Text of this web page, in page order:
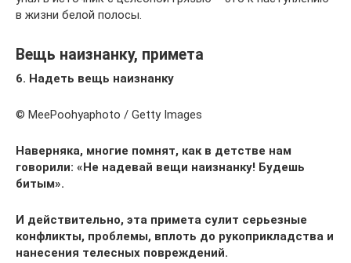
в жизни белой полосы.
Вещь наизнанку, примета
6. Надеть вещь наизнанку
© MeePoohyaphoto / Getty Images
Наверняка, многие помнят, как в детстве нам
говорили: «Не надевай вещи наизнанку! Будешь
битым».
И действительно, эта примета сулит серьезные
конфликты, проблемы, вплоть до рукоприкладства и
нанесения телесных повреждений.